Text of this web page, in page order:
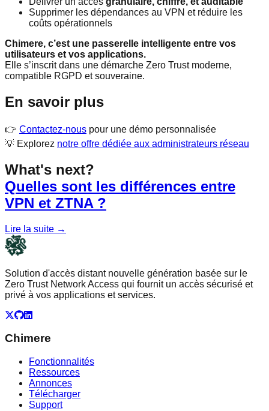
Supprimer les dépendances au VPN et réduire les
coûts opérationnels
Chimere, c’est une passerelle intelligente entre vos
utilisateurs et vos applications.
Elle s’inscrit dans une démarche Zero Trust moderne,
compatible RGPD et souveraine.
En savoir plus
👉 Contactez-nous pour une démo personnalisée
💡 Explorez notre offre dédiée aux administrateurs réseau
What's next?
Quelles sont les différences entre
VPN et ZTNA ?
Lire la suite →
Solution d'accès distant nouvelle génération basée sur le
Zero Trust Network Access qui fournit un accès sécurisé et
privé à vos applications et services.
X GitHub
LinkedIn
Chimere
Fonctionnalités
Ressources
Annonces
Télécharger
Support